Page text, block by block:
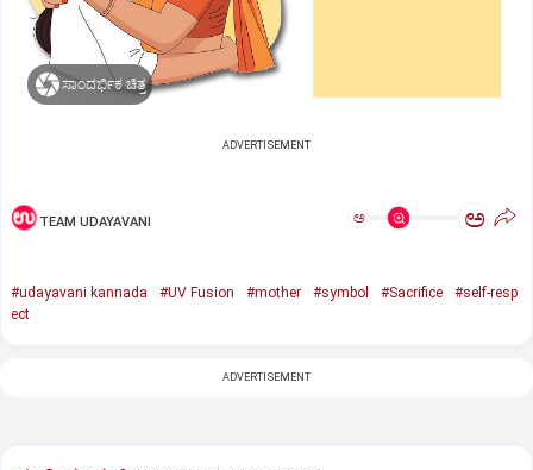
ಸಾಂದರ್ಭಿಕ ಚಿತ್ರ
ADVERTISEMENT
TEAM UDAYAVANI ಅ ಅ
#udayavani kannada #UV Fusion #mother #symbol #Sacrifice
#self-resp
ect
ADVERTISEMENT